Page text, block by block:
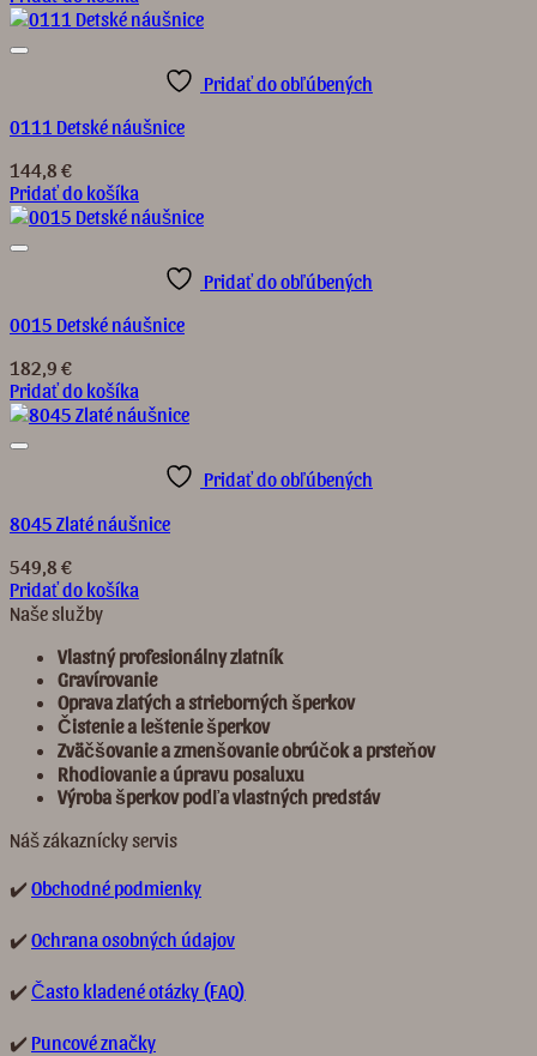
Pridať do obľúbených
0111 Detské náušnice
144,8 €
Pridať do košíka
Pridať do obľúbených
0015 Detské náušnice
182,9 €
Pridať do košíka
Pridať do obľúbených
8045 Zlaté náušnice
549,8 €
Pridať do košíka
Naše služby
Vlastný profesionálny zlatník
Gravírovanie
Oprava zlatých a strieborných šperkov
Čistenie a leštenie šperkov
Zväčšovanie a zmenšovanie obrúčok a prsteňov
Rhodiovanie a úpravu posaluxu
Výroba šperkov podľa vlastných predstáv
Náš zákaznícky servis
✔️ Obchodné podmienky
✔️ Ochrana osobných údajov
✔️ Často kladené otázky (FAQ)
✔️ Puncové značky